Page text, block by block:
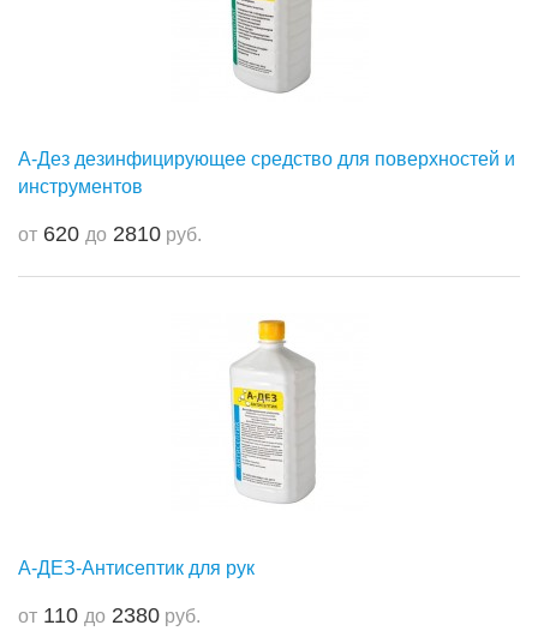
А-Дез дезинфицирующее средство для поверхностей и
инструментов
от 620 до 2810 руб.
А-ДЕЗ-Антисептик для рук
от 110 до 2380 руб.